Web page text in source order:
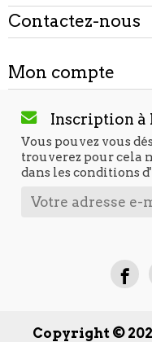
Contactez-nous
Mon compte
Inscription à
Vous pouvez vous
trouverez pour cela
dans les conditions
Copyright ©